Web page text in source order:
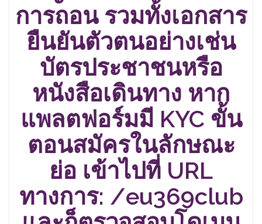
การถอน รวมทั้งเอกสาร
ยืนยันตัวตนอย่างเช่น
บัตรประชาชนหรือ
หนังสือเดินทาง หาก
แพลตฟอร์มมี KYC ขั้น
ตอนสมัครในลักษณะ
ย่อ เข้าไปที่ URL
ทางการ: /eu369club